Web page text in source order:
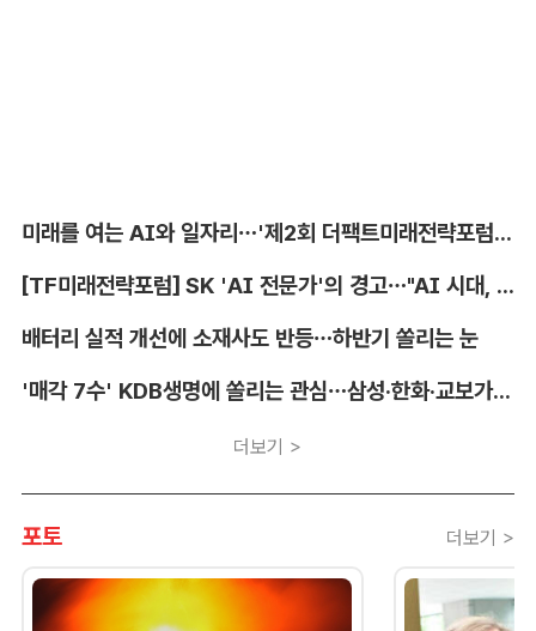
미래를 여는 AI와 일자리…'제2회 더팩트미래전략포럼' 참가 신청
[TF미래전략포럼] SK 'AI 전문가'의 경고…"AI 시대, 인재 격차 더 커진다"
배터리 실적 개선에 소재사도 반등…하반기 쏠리는 눈
'매각 7수' KDB생명에 쏠리는 관심…삼성·한화·교보가 주목하는 이유
더보기 >
포토 더보기 >